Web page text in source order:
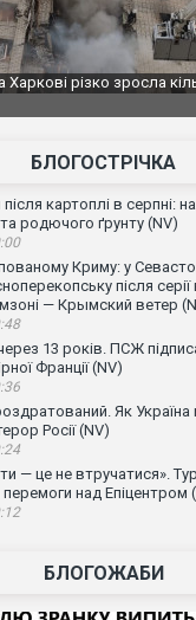
кількість
У
БЛОГОСТРІЧКА
картоплі в серпні:
родючого ґрунту (NV)
Криму: у
після серії
— Крымский ветер
13 років. ПСЖ
Франції (NV)
Як Україна
Росії (NV)
— це не втручатися».
над Епіцентром
БЛОГОЖАБИ